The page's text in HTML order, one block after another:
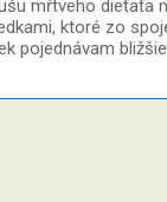
mŕtveho dieťaťa
ktoré zo